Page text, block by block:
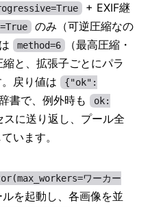
+ EXIF継
のみ（可逆圧縮なの
method=6
（最高圧縮・
と、拡張子ごとにパラ
戻り値は
{"ok":
書で、例外時も
ok:
スに送り返し、プール全
います。
ワーカー
を起動し、各画像を並